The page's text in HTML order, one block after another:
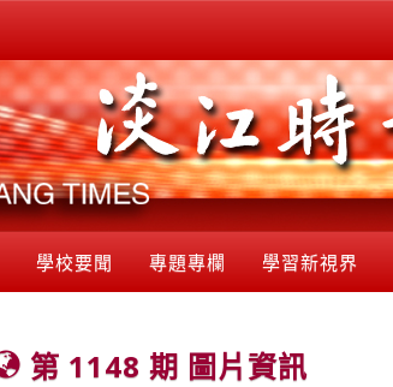
學校要聞 專題專欄 學習新視界
第 1148 期 圖片資訊